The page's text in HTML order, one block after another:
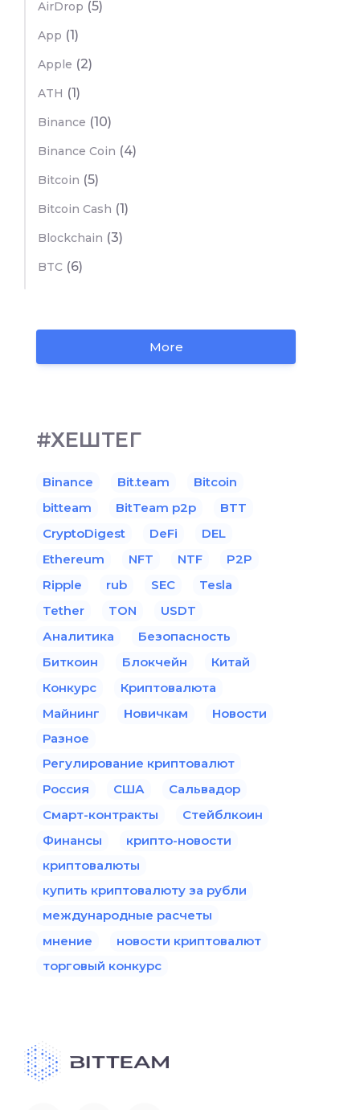
AirDrop (5)
App (1)
Apple (2)
ATH (1)
Binance (10)
Binance Coin (4)
Bitcoin (5)
Bitcoin Cash (1)
Blockchain (3)
BTC (6)
More
#ХЕШТЕГ
Binance Bit.team
Bitcoin
bitteam
BitTeam p2p
BTT
CryptoDigest
DeFi
DEL
Ethereum
NFT NTF
P2P
Ripple
rub SEC
Tesla
Tether
TON
USDT
Аналитика
Безопасность
Биткоин
Блокчейн
Китай
Конкурс
Криптовалюта
Майнинг
Новичкам
Новости
Разное
Регулирование криптовалют
Россия
США
Сальвадор
Смарт-контракты
Стейблкоин
Финансы
крипто-новости
криптовалюты
купить криптовалюту за рубли
международные расчеты
мнение
новости криптовалют
торговый конкурс